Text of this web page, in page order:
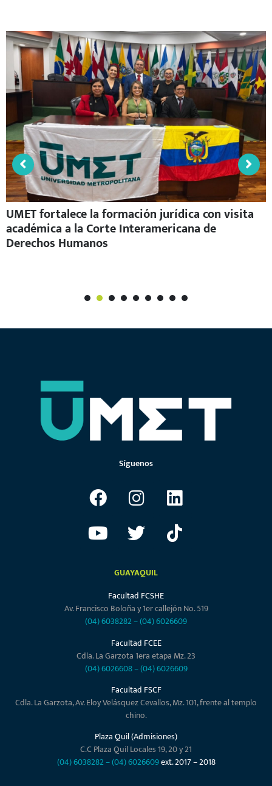
UMET fortalece la formación jurídica con visita
académica a la Corte Interamericana de
Derechos Humanos
1
Síguenos
GUAYAQUIL
Facultad FCSHE
Av. Francisco Boloña y 1er callejón No. 519
(04) 6038282–(04) 6026609
Facultad FCEE
Cdla. La Garzota 1era etapa Mz. 23
(04) 6026608–(04) 6026609
Facultad FSCF
Cdla. La Garzota, Av. Eloy Velásquez Cevallos, Mz. 101, frente al templo
chino.
Plaza Quil (Admisiones)
C.C Plaza Quil Locales 19, 20 y 21
(04) 6038282–(04) 6026609ext. 2017 – 2018